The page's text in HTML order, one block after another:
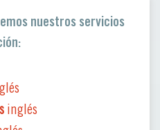
nuestros servicios
inglés